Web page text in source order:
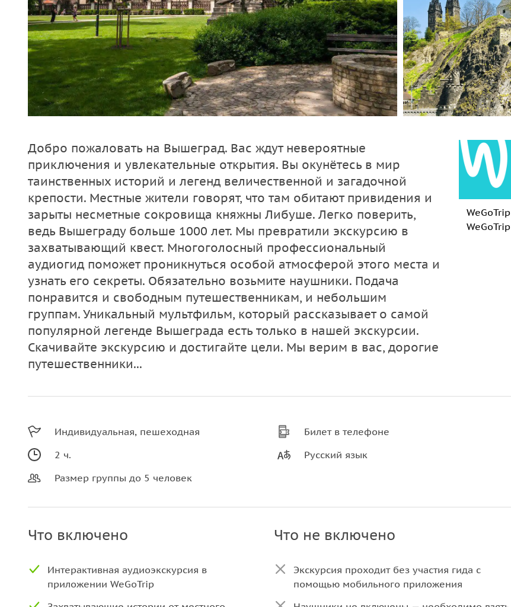
Добро пожаловать на Вышеград. Вас ждут невероятные
приключения и увлекательные открытия. Вы окунётесь в мир
таинственных историй и легенд величественной и загадочной
крепости. Местные жители говорят, что там обитают привидения и
зарыты несметные сокровища княжны Либуше. Легко поверить,
ведь Вышеграду больше 1000 лет. Мы превратили экскурсию в
захватывающий квест. Многоголосный профессиональный
аудиогид поможет проникнуться особой атмосферой этого места и
узнать его секреты. Обязательно возьмите наушники. Подача
понравится и свободным путешественникам, и небольшим
группам. Уникальный мультфильм, который рассказывает о самой
популярной легенде Вышеграда есть только в нашей экскурсии.
Скачивайте экскурсию и достигайте цели. Мы верим в вас, дорогие
путешественники...
WeGoTrip
WeGoTrip
Индивидуальная, пешеходная
2 ч.
Размер группы до 5 человек
Билет в телефоне
Русский язык
Что включено
Интерактивная аудиоэкскурсия в
приложении WeGoTrip
Что не включено
Экскурсия проходит без участия гида с
помощью мобильного приложения